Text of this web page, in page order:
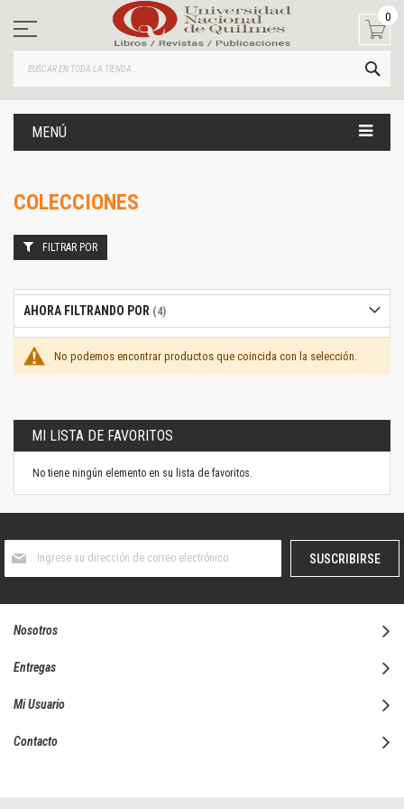
contenido
0
MENÚ
COLECCIONES
No podemos encontrar productos que coincida con la selección.
FILTRAR POR
AHORA FILTRANDO POR
MI LISTA DE FAVORITOS
No tiene ningún elemento en su lista de favoritos.
boletín
SUSCRIBIRSE
Nosotros
Entregas
Mi Usuario
Contacto